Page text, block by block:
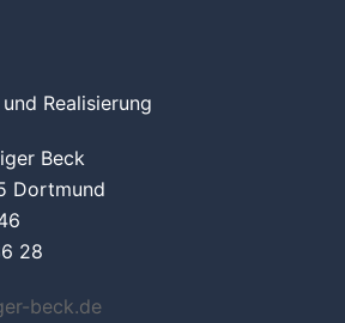
Realisierung
Beck
Dortmund
28
beck.de